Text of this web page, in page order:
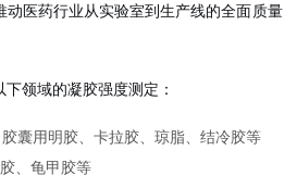
动医药行业从实验室到生产线的全面质量
领域的凝胶强度测定：
胶囊用明胶、卡拉胶、琼脂、结冷胶等
、龟甲胶等